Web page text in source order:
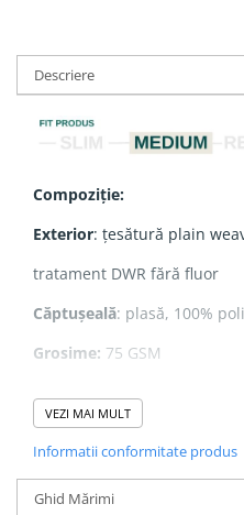
Descriere
Compoziție:
Exterior: țesătură plain
tratament DWR fără fluor
Căptușeală: plasă, 100%
Grosime: 75 GSM
Caracteristici:
- Fermoar nylon reverse
VEZI MAI MULT
Informatii conformitate produs
Ghid Mărimi